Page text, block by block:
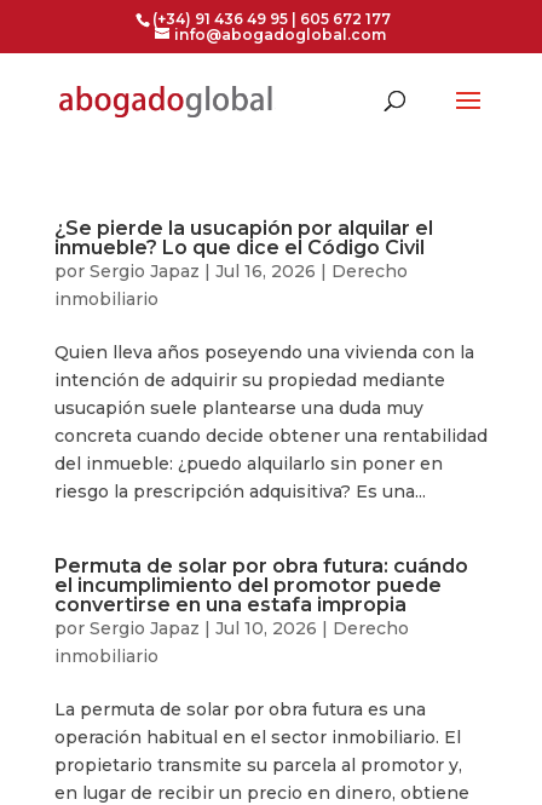
(+34) 91 436 49 95 | 605 672 177
info@abogadoglobal.com
¿Se pierde la usucapión por alquilar el
inmueble? Lo que dice el Código Civil
por Sergio Japaz | Jul 16, 2026 | Derecho
inmobiliario
Quien lleva años poseyendo una vivienda con la
intención de adquirir su propiedad mediante
usucapión suele plantearse una duda muy
concreta cuando decide obtener una rentabilidad
del inmueble: ¿puedo alquilarlo sin poner en
riesgo la prescripción adquisitiva? Es una...
Permuta de solar por obra futura: cuándo
el incumplimiento del promotor puede
convertirse en una estafa impropia
por Sergio Japaz | Jul 10, 2026 | Derecho
inmobiliario
La permuta de solar por obra futura es una
operación habitual en el sector inmobiliario. El
propietario transmite su parcela al promotor y,
en lugar de recibir un precio en dinero, obtiene